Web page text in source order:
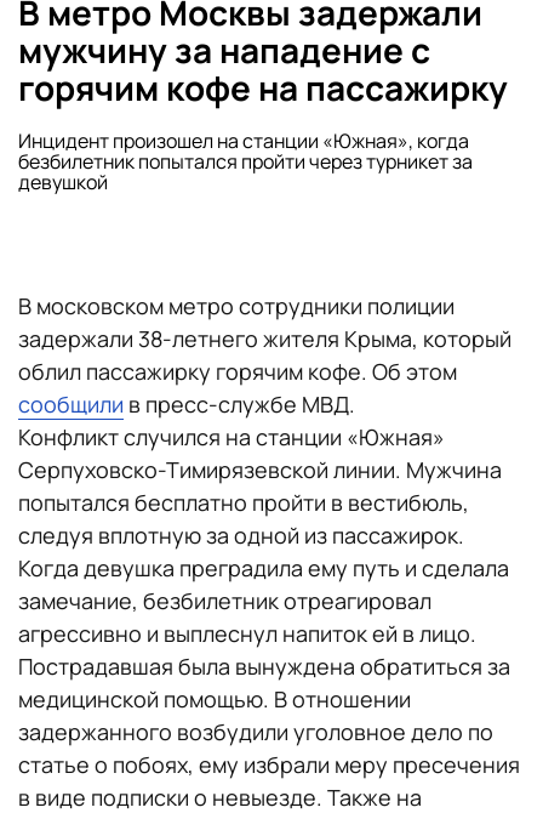
В метро Москвы задержали
мужчину за нападение с
горячим кофе на пассажирку
Инцидент произошел на станции «Южная», когда
безбилетник попытался пройти через турникет за
девушкой
В московском метро сотрудники полиции
задержали 38-летнего жителя Крыма, который
облил пассажирку горячим кофе. Об этом
сообщили в пресс-службе МВД.
Конфликт случился на станции «Южная»
Серпуховско-Тимирязевской линии. Мужчина
попытался бесплатно пройти в вестибюль,
следуя вплотную за одной из пассажирок.
Когда девушка преградила ему путь и сделала
замечание, безбилетник отреагировал
агрессивно и выплеснул напиток ей в лицо.
Пострадавшая была вынуждена обратиться за
медицинской помощью. В отношении
задержанного возбудили уголовное дело по
статье о побоях, ему избрали меру пресечения
в виде подписки о невыезде. Также на